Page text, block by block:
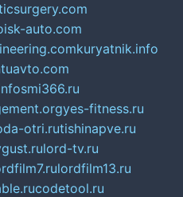
auto.com
kuryatnik.info
smi366.ru
yes-fitness.ru
otri.rutishinapve.ru
lord-tv.ru
lordfilm13.ru
codetool.ru